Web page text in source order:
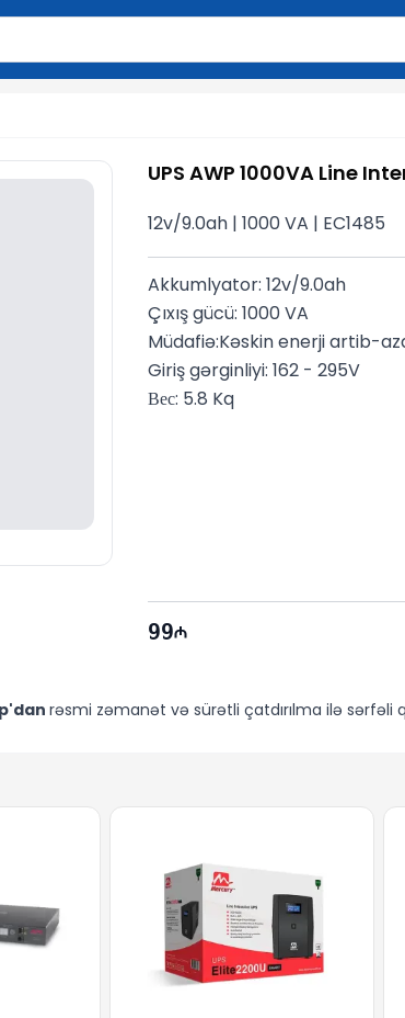
yazın. Göndərmək üçün Enter
UPS AWP 1000VA Line
12v/9.0ah | 1000 VA | EC1485
Akkumlyator: 12v/9.0ah
Çıxış gücü: 1000 VA
Müdafiə:Kəskin enerji artib-
Giriş gərginliyi: 162 - 295V
Вес: 5.8 Kq
99
rəsmi zəmanət və sürətli çatdırılma ilə